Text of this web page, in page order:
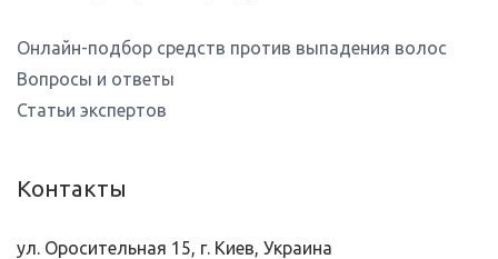
Онлайн-подбор средств против выпадения волос
Вопросы и ответы
Статьи экспертов
Контакты
ул. Оросительная 15, г. Киев, Украина